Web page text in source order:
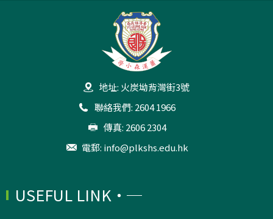
地址: 火炭坳背灣街3號
聯絡我們: 2604 1966
傳真: 2606 2304
電郵: info@plkshs.edu.hk
USEFUL LINK